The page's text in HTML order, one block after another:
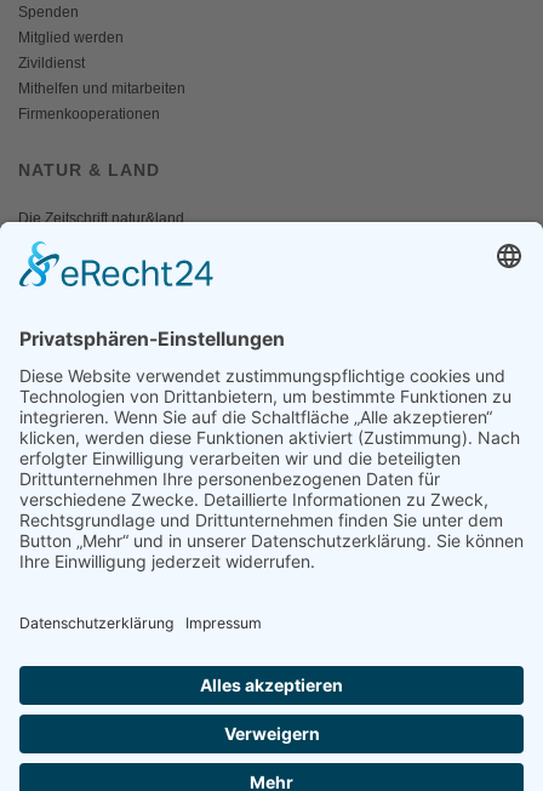
Spenden
Mitglied werden
Zivildienst
Mithelfen und mitarbeiten
Firmenkooperationen
NATUR & LAND
Die Zeitschrift natur&land
Archiv
Mediadaten
Fotos und Logos
Presseaussendungen
Presse
Presseinformationen abonnieren
ÜBER UNS
Naturschutzbund
Naturschutzjugend
Sponsoren & Partner
Impressum